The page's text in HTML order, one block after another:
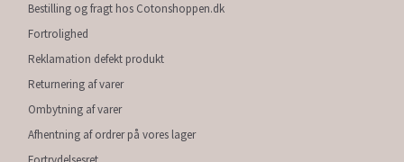
Bestilling og fragt hos Cotonshoppen.dk
Fortrolighed
Reklamation defekt produkt
Returnering af varer
Ombytning af varer
Afhentning af ordrer på vores lager